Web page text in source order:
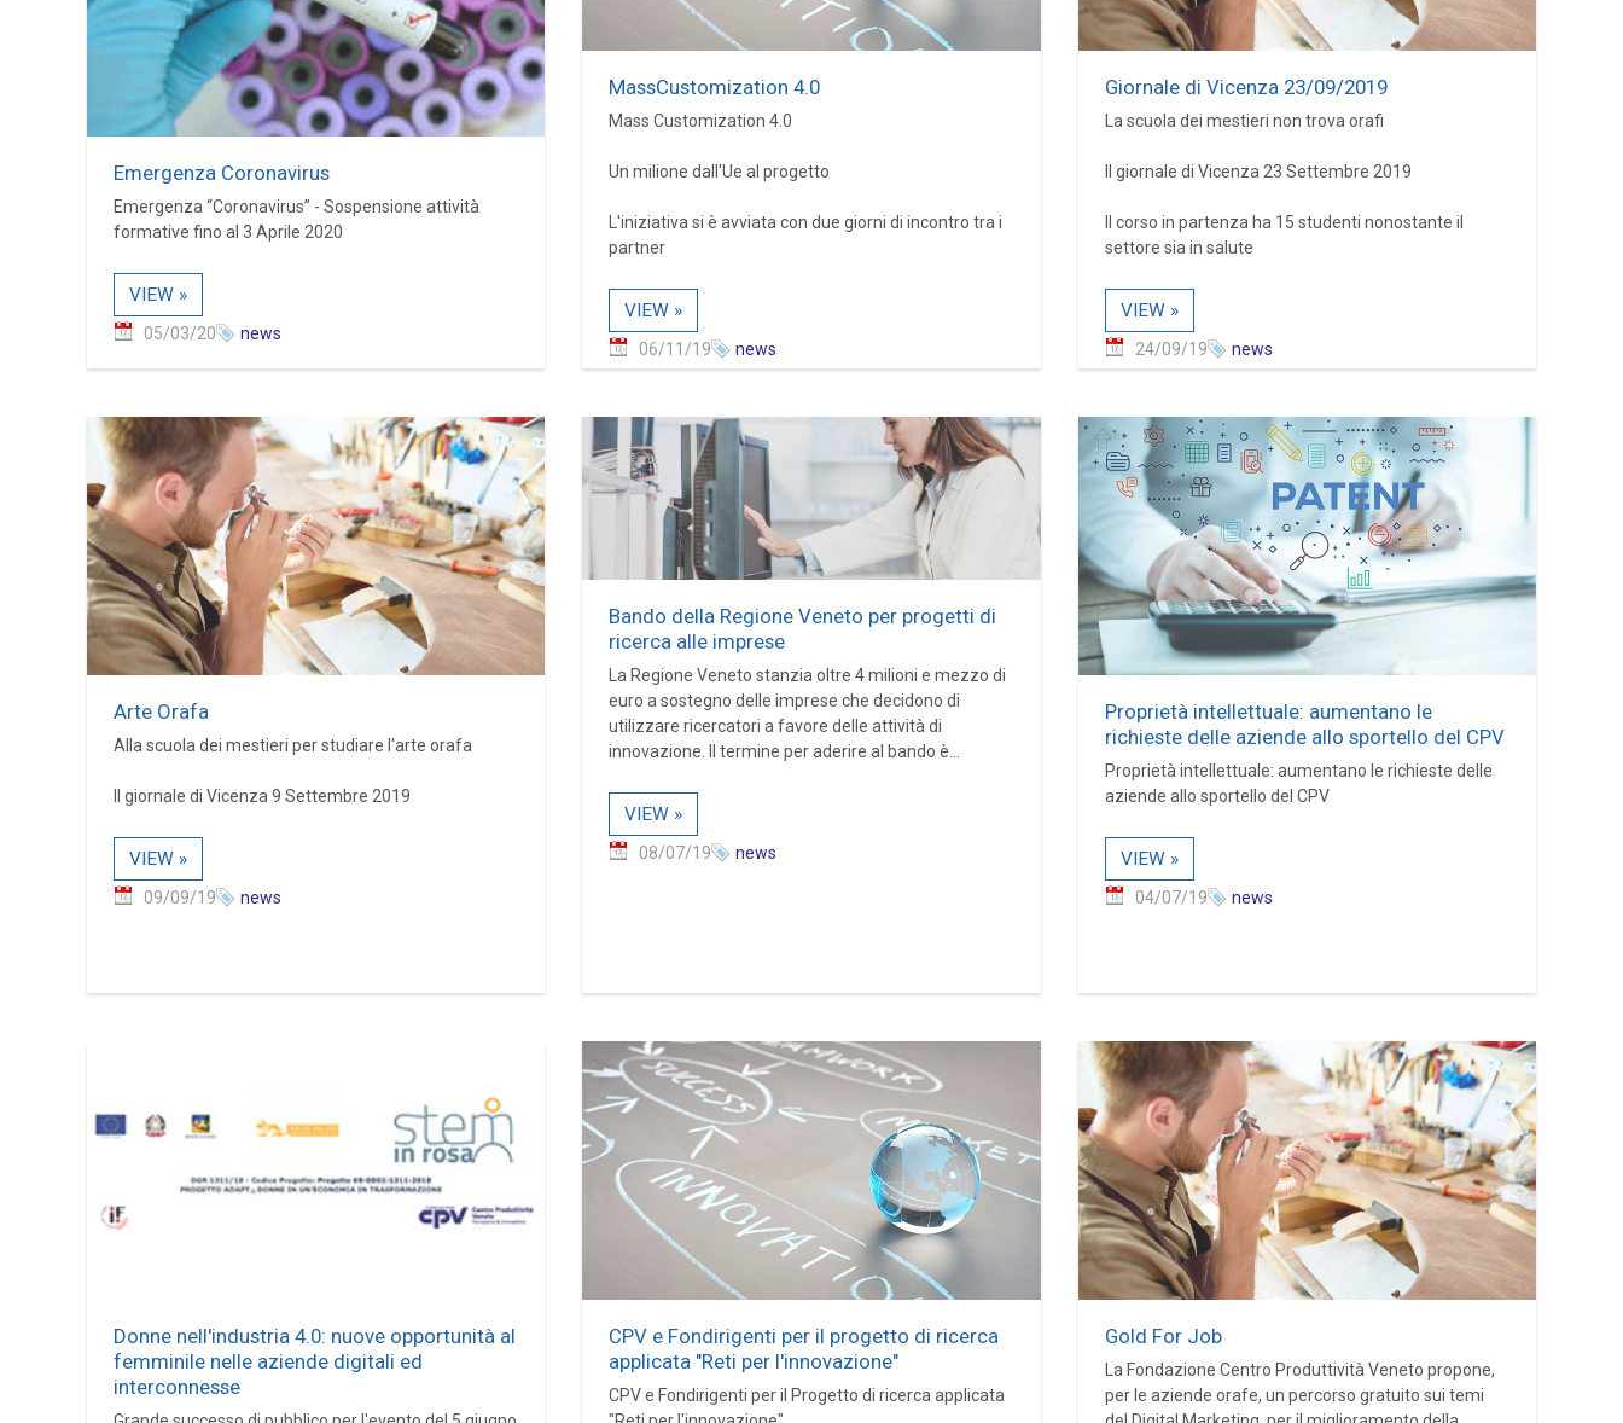
Emergenza Coronavirus
Emergenza “Coronavirus” - Sospensione attività
formative fino al 3 Aprile 2020
VIEW »
05/03/20 news
MassCustomization 4.0
Mass Customization 4.0
Un milione dall'Ue al progetto
L'iniziativa si è avviata con due giorni di incontro tra i
partner
VIEW »
06/11/19 news
Giornale di Vicenza 23/09/2019
La scuola dei mestieri non trova orafi
Il giornale di Vicenza 23 Settembre 2019
Il corso in partenza ha 15 studenti nonostante il
settore sia in salute
VIEW »
24/09/19 news
Arte Orafa
Alla scuola dei mestieri per studiare l'arte orafa
Il giornale di Vicenza 9 Settembre 2019
VIEW »
09/09/19 news
Bando della Regione Veneto per progetti di
ricerca alle imprese
La Regione Veneto stanzia oltre 4 milioni e mezzo di
euro a sostegno delle imprese che decidono di
utilizzare ricercatori a favore delle attività di
innovazione. Il termine per aderire al bando è...
VIEW »
08/07/19 news
Proprietà intellettuale: aumentano le
richieste delle aziende allo sportello del CPV
Proprietà intellettuale: aumentano le richieste delle
aziende allo sportello del CPV
VIEW »
04/07/19 news
Donne nell'industria 4.0: nuove opportunità al
femminile nelle aziende digitali ed
interconnesse
CPV e Fondirigenti per il progetto di ricerca
applicata "Reti per l'innovazione"
CPV e Fondirigenti per il Progetto di ricerca applicata
Gold For Job
La Fondazione Centro Produttività Veneto propone,
per le aziende orafe, un percorso gratuito sui temi